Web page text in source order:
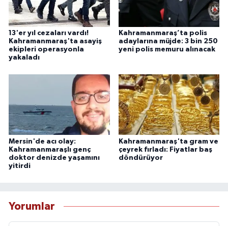
13'er yıl cezaları vardı!
Kahramanmaraş'ta asayiş
ekipleri operasyonla
yakaladı
Kahramanmaraş’ta polis
adaylarına müjde: 3 bin 250
yeni polis memuru alınacak
Mersin'de acı olay:
Kahramanmaraşlı genç
doktor denizde yaşamını
yitirdi
Kahramanmaraş'ta gram ve
çeyrek fırladı: Fiyatlar baş
döndürüyor
Yorumlar